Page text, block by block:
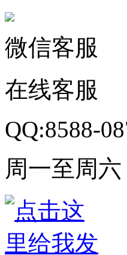
微信客服
在线客服
QQ:8588-
周一至周